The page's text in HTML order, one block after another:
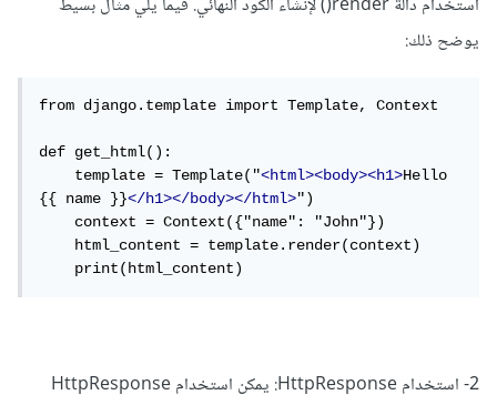
استخدام دالة render() لإنشاء الكود النهائي. فيما يلي مثال بسيط
يوضح ذلك:
from django.template import Template, Context
def get_html():
    template = Template("
<html><body><h1>Hello
{{ name }}</h1></body></html>")
    context = Context({"name": "John"})
    html_content = template.render(context)
    print(html_content)
2- استخدام HttpResponse: يمكن استخدام HttpResponse